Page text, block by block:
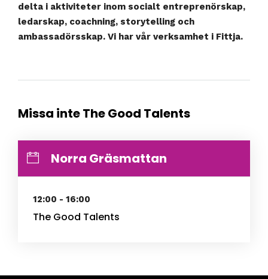
delta i aktiviteter inom socialt entreprenörskap,
ledarskap, coachning, storytelling och
ambassadörsskap. Vi har vår verksamhet i Fittja.
Missa inte The Good Talents
Norra Gräsmattan
12:00 - 16:00
The Good Talents